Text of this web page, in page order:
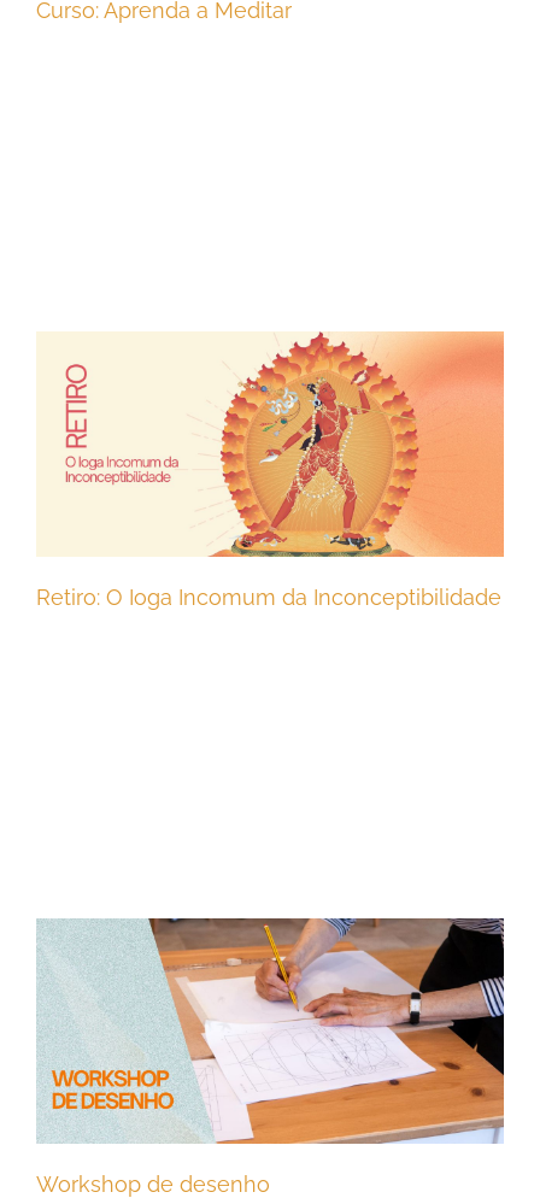
Curso: Aprenda a Meditar
Retiro: O Ioga Incomum da Inconceptibilidade
Workshop de desenho